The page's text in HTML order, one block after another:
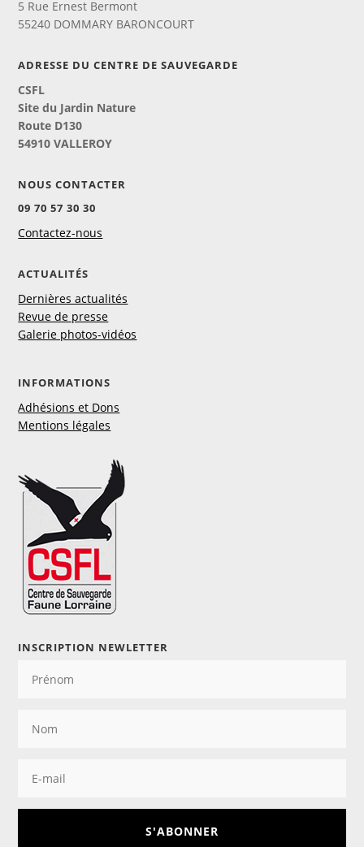
5 Rue Ernest Bermont
55240 DOMMARY BARONCOURT
ADRESSE DU CENTRE DE SAUVEGARDE
CSFL
Site du Jardin Nature
Route D130
54910 VALLEROY
NOUS CONTACTER
09 70 57 30 30
Contactez-nous
ACTUALITÉS
Dernières actualités
Revue de presse
Galerie photos-vidéos
INFORMATIONS
Adhésions et Dons
Mentions légales
INSCRIPTION NEWLETTER
S'ABONNER